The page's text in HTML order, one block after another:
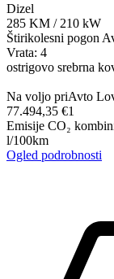
Dizel
285 KM / 210 kW
Štirikolesni pogon
Vrata: 4
ostrigovo srebrna
Na voljo priAvto
77.494,35 €1
Emisije CO₂
l/100km
Ogled podrobnosti